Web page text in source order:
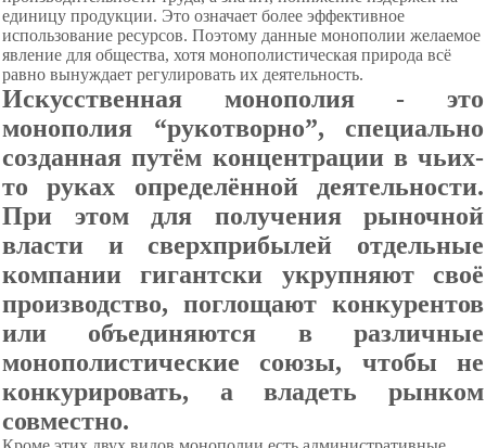
единицу продукции. Это означает более эффективное
использование ресурсов. Поэтому данные монополии желаемое
явление для общества, хотя монополистическая природа всё
равно вынуждает регулировать их деятельность.
Искусственная монополия - это
монополия “рукотворно”, специально
созданная путём концентрации в чьих-
то руках определённой деятельности.
При этом для получения рыночной
власти и сверхприбылей отдельные
компании гигантски укрупняют своё
производство, поглощают конкурентов
или объединяются в различные
монополистические союзы, чтобы не
конкурировать, а владеть рынком
совместно.